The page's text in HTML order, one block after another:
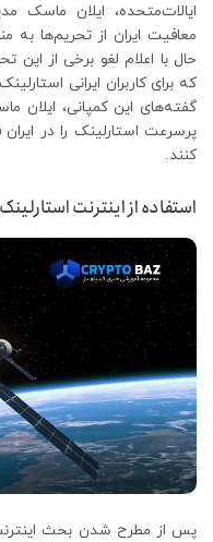
ایالات‌متحده، ایلان ماسک
معافیت ایران از تحریم‌ها به‌
حال با اعلام لغو برخی از این
که برای کاربران ایرانی
گفته‌های این کمپانی، ایلان
پرسرعت استارلینک را در ایران
کنند.
استفاده از اینترنت
پس از مطرح‌ شدن بحث اینترنت